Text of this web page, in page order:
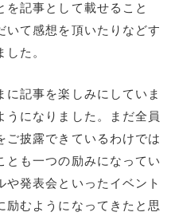
記事として載せること
いて感想を頂いたりなどす
た。
記事を楽しみにしていま
になりました。まだ全員
ご披露できているわけでは
とも一つの励みになってい
や発表会といったイベント
励むようになってきたと思